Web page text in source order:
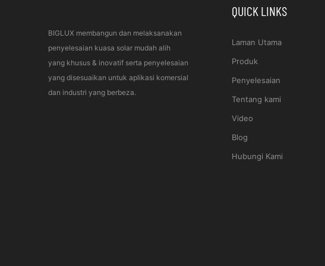
BIGLUX membangun dan melaksanakan
penyelesaian kuasa solar mudah alih
yang khusus & inovatif serta penyelesaian
yang disesuaikan untuk aplikasi komersial
dan industri yang berbeza.
QUICK LINKS
Laman Utama
Produk
Penyelesaian
Tentang kami
Video
Blog
Hubungi Kami